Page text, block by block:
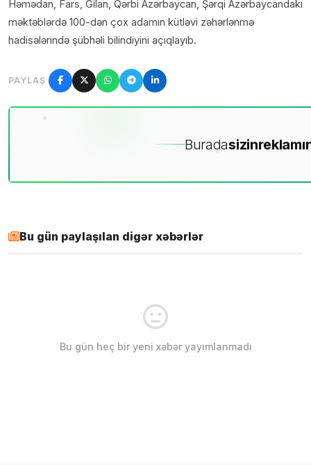
Həmədan, Fars, Gilan, Qərbi Azərbaycan, Şərqi Azərbaycandakı
məktəblərdə 100-dən çox adamın kütləvi zəhərlənmə
hadisələrində şübhəli bilindiyini açıqlayıb.
PAYLAŞ
Buradasizin
Bu gün paylaşılan digər xəbərlər
Bu gün heç bir yeni xəbər yayımlanmadı